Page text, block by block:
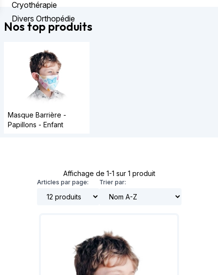
Cryothérapie
Divers Orthopédie
Nos top produits
Masque Barrière -
Papillons - Enfant
Affichage de 1-1 sur 1 produit
Articles par page: Trier par: